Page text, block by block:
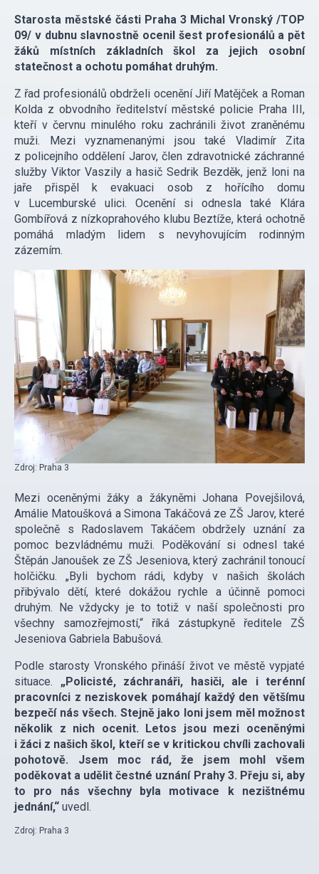
Starosta městské části Praha 3 Michal Vronský /TOP
09/ v dubnu slavnostně ocenil šest profesionálů a pět
žáků místních základních škol za jejich osobní
statečnost a ochotu pomáhat druhým.
Z řad profesionálů obdrželi ocenění Jiří Matějček a Roman
Kolda z obvodního ředitelství městské policie Praha III,
kteří v červnu minulého roku zachránili život zraněnému
muži. Mezi vyznamenanými jsou také Vladimír Zita
z policejního oddělení Jarov, člen zdravotnické záchranné
služby Viktor Vaszily a hasič Sedrik Bezděk, jenž loni na
jaře přispěl k evakuaci osob z hořícího domu
v Lucemburské ulici. Ocenění si odnesla také Klára
Gombířová z nízkoprahového klubu Beztíže, která ochotně
pomáhá mladým lidem s nevyhovujícím rodinným
zázemím.
Zdroj: Praha 3
Mezi oceněnými žáky a žákyněmi Johana Povejšilová,
Amálie Matoušková a Simona Takáčová ze ZŠ Jarov, které
společně s Radoslavem Takáčem obdržely uznání za
pomoc bezvládnému muži. Poděkování si odnesl také
Štěpán Janoušek ze ZŠ Jeseniova, který zachránil tonoucí
holčičku. „Byli bychom rádi, kdyby v našich školách
přibývalo dětí, které dokážou rychle a účinně pomoci
druhým. Ne vždycky je to totiž v naší společnosti pro
všechny samozřejmostí,“ říká zástupkyně ředitele ZŠ
Jeseniova Gabriela Babušová.
Podle starosty Vronského přináší život ve městě vypjaté
situace. „Policisté, záchranáři, hasiči, ale i terénní
pracovníci z neziskovek pomáhají každý den většímu
bezpečí nás všech. Stejně jako loni jsem měl možnost
několik z nich ocenit. Letos jsou mezi oceněnými
i žáci z našich škol, kteří se v kritickou chvíli zachovali
pohotově. Jsem moc rád, že jsem mohl všem
poděkovat a udělit čestné uznání Prahy 3. Přeju si, aby
to pro nás všechny byla motivace k nezištnému
jednání,“ uvedl.
Zdroj: Praha 3